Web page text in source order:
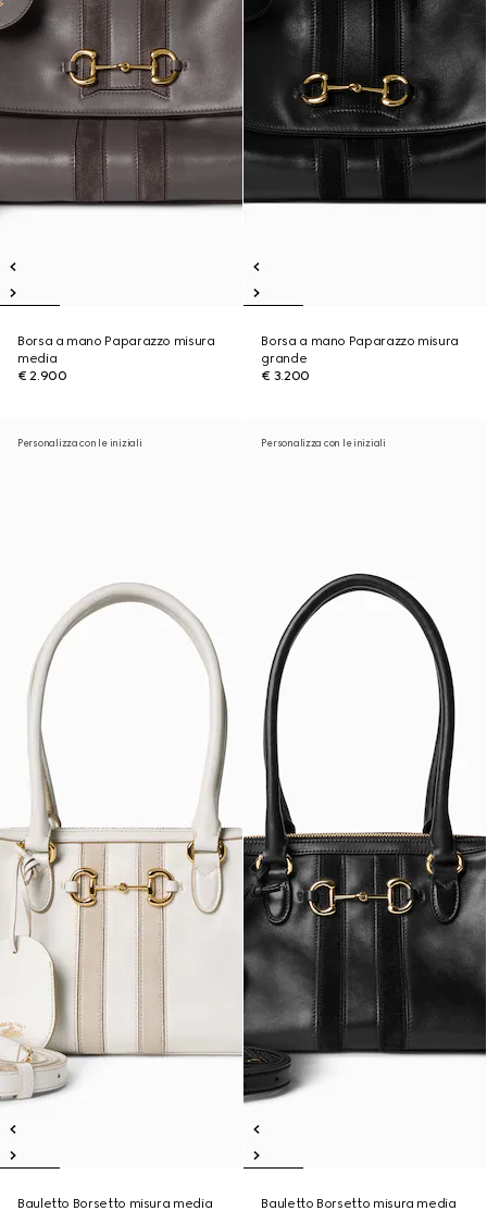
Borsa a mano Paparazzo misura
media
€ 2.900
Borsa a mano Paparazzo misura
grande
€ 3.200
Personalizza con le iniziali
Bauletto Borsetto misura media
Personalizza con le iniziali
Bauletto Borsetto misura media